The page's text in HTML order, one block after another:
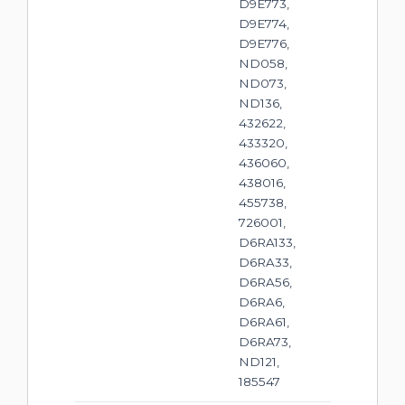
D9E773,
D9E774,
D9E776,
ND058,
ND073,
ND136,
432622,
433320,
436060,
438016,
455738,
726001,
D6RA133,
D6RA33,
D6RA56,
D6RA6,
D6RA61,
D6RA73,
ND121,
185547